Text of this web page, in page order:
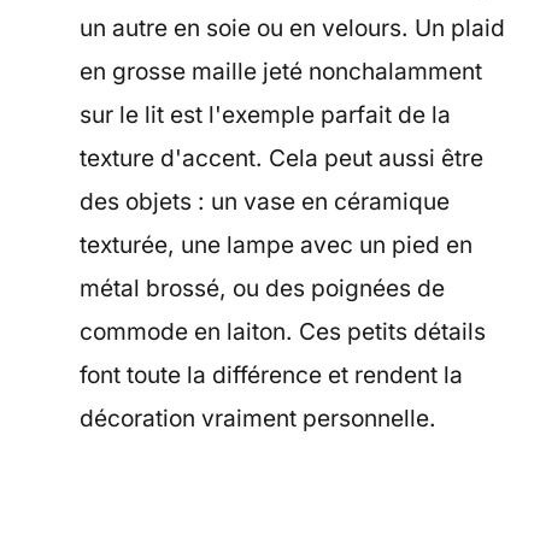
un autre en soie ou en velours. Un plaid
en grosse maille jeté nonchalamment
sur le lit est l'exemple parfait de la
texture d'accent. Cela peut aussi être
des objets : un vase en céramique
texturée, une lampe avec un pied en
métal brossé, ou des poignées de
commode en laiton. Ces petits détails
font toute la différence et rendent la
décoration vraiment personnelle.